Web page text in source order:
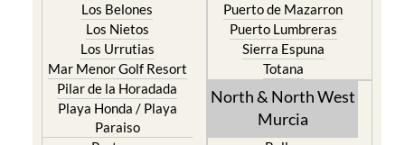
Los Belones
Los Nietos
Los Urrutias
Mar Menor Golf Resort
Pilar de la Horadada
Playa Honda / Playa
Paraiso
Puerto de Mazarron
Puerto Lumbreras
Sierra Espuna
Totana
North & North West
Murcia